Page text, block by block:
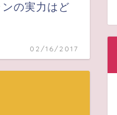
の実力はど
02/16/2017